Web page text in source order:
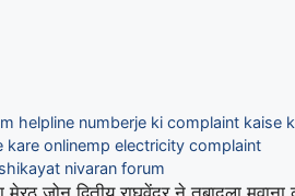
helpline numberje ki complaint kaise
kare onlinemp electricity complaint
nivaran forum